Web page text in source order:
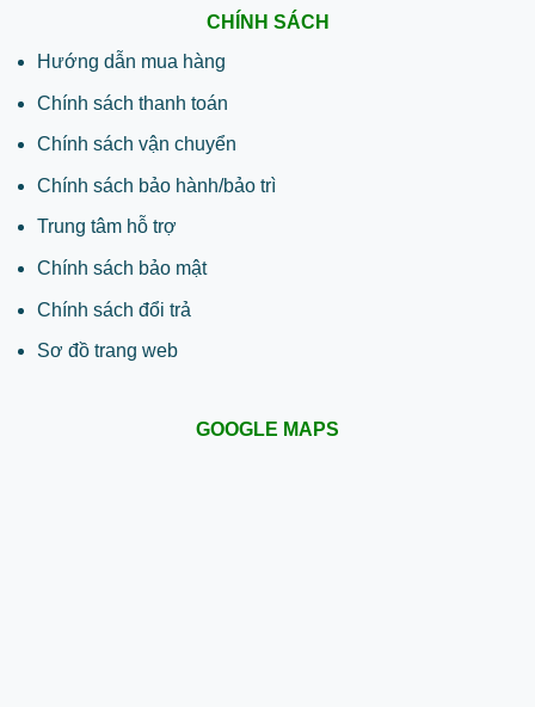
CHÍNH SÁCH
Hướng dẫn mua hàng
Chính sách thanh toán
Chính sách vận chuyển
Chính sách bảo hành/bảo trì
Trung tâm hỗ trợ
Chính sách bảo mật
Chính sách đổi trả
Sơ đồ trang web
GOOGLE MAPS